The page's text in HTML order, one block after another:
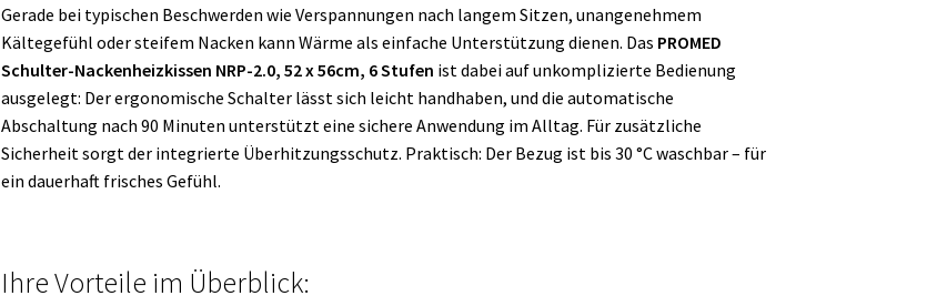
Gerade bei typischen Beschwerden wie Verspannungen nach langem Sitzen, unangenehmem
Kältegefühl oder steifem Nacken kann Wärme als einfache Unterstützung dienen. Das PROMED
Schulter-Nackenheizkissen NRP-2.0, 52 x 56cm, 6 Stufen ist dabei auf unkomplizierte Bedienung
ausgelegt: Der ergonomische Schalter lässt sich leicht handhaben, und die automatische
Abschaltung nach 90 Minuten unterstützt eine sichere Anwendung im Alltag. Für zusätzliche
Sicherheit sorgt der integrierte Überhitzungsschutz. Praktisch: Der Bezug ist bis 30 °C waschbar – für
ein dauerhaft frisches Gefühl.
Ihre Vorteile im Überblick: